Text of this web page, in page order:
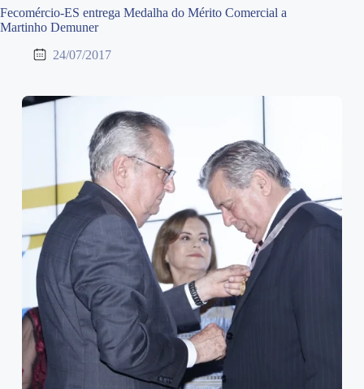
Fecomércio-ES entrega Medalha do Mérito Comercial a
Martinho Demuner
24/07/2017